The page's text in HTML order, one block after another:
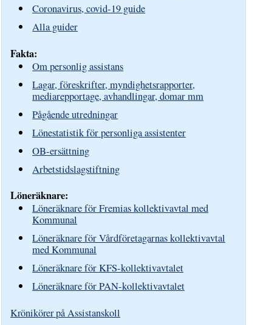
Coronavirus, covid-19 guide
Alla guider
Fakta:
Om personlig assistans
Lagar, föreskrifter, myndighetsrapporter,
mediarepportage, avhandlingar, domar mm
Pågående utredningar
Lönestatistik för personliga assistenter
OB-ersättning
Arbetstidslagstiftning
Löneräknare:
Löneräknare för Fremias kollektivavtal med
Kommunal
Löneräknare för Vårdföretagarnas kollektivavtal
med Kommunal
Löneräknare för KFS-kollektivavtalet
Löneräknare för PAN-kollektivavtalet
Krönikörer på Assistanskoll